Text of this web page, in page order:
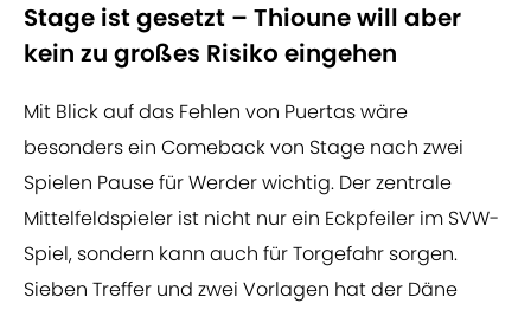
Stage ist gesetzt – Thioune will aber
kein zu großes Risiko eingehen
Mit Blick auf das Fehlen von Puertas wäre
besonders ein Comeback von Stage nach zwei
Spielen Pause für Werder wichtig. Der zentrale
Mittelfeldspieler ist nicht nur ein Eckpfeiler im SVW-
Spiel, sondern kann auch für Torgefahr sorgen.
Sieben Treffer und zwei Vorlagen hat der Däne